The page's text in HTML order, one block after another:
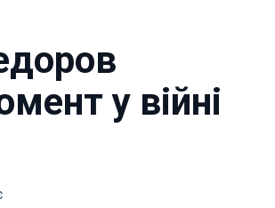
у війні